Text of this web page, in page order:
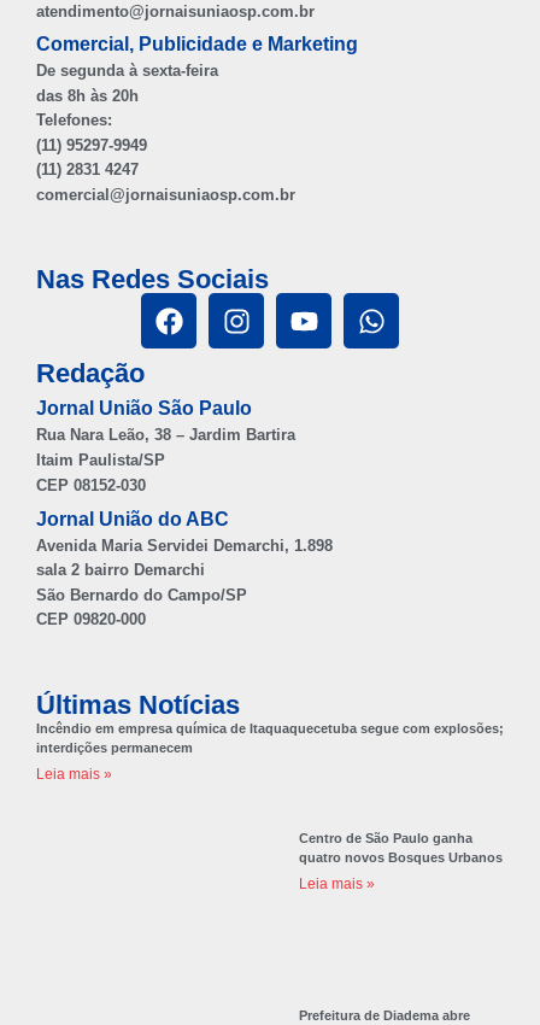
atendimento@jornaisuniaosp.com.br
Comercial, Publicidade e Marketing
De segunda à sexta-feira
das 8h às 20h
Telefones:
(11) 95297-9949
(11) 2831 4247
comercial@jornaisuniaosp.com.br
Nas Redes Sociais
Redação
Jornal União São Paulo
Rua Nara Leão, 38 – Jardim Bartira
Itaim Paulista/SP
CEP 08152-030
Jornal União do ABC
Avenida Maria Servidei Demarchi, 1.898
sala 2 bairro Demarchi
São Bernardo do Campo/SP
CEP 09820-000
Últimas Notícias
Incêndio em empresa química de Itaquaquecetuba segue com explosões;
interdições permanecem
Leia mais »
Centro de São Paulo ganha
quatro novos Bosques Urbanos
Leia mais »
Prefeitura de Diadema abre